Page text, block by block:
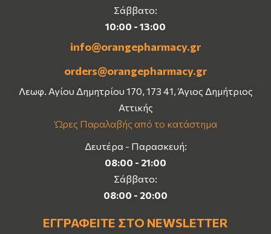
Σάββατο:
10:00 - 13:00
info@orangepharmacy.gr
orders@orangepharmacy.gr
Λεωφ. Αγίου Δημητρίου 170, 173 41, Άγιος Δημήτριος
Αττικής
Ώρες Παραλαβής από το κατάστημα
Δευτέρα - Παρασκευή:
08:00 - 21:00
Σάββατο:
08:00 - 20:00
ΕΓΓΡΑΦΕΊΤΕ ΣΤΟ NEWSLETTER